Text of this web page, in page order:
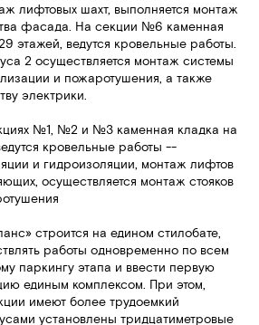
лифтовых шахт, выполняется монтаж
фасада. На секции №6 каменная
этажей, ведутся кровельные работы.
2 осуществляется монтаж системы
и пожаротушения, а также
электрики.
№1, №2 и №3 каменная кладка на
кровельные работы --
и гидроизоляции, монтаж лифтов
осуществляется монтаж стояков
строится на едином стилобате,
работы одновременно по всем
паркингу этапа и ввести первую
единым комплексом. При этом,
имеют более трудоемкий
установлены тридцатиметровые